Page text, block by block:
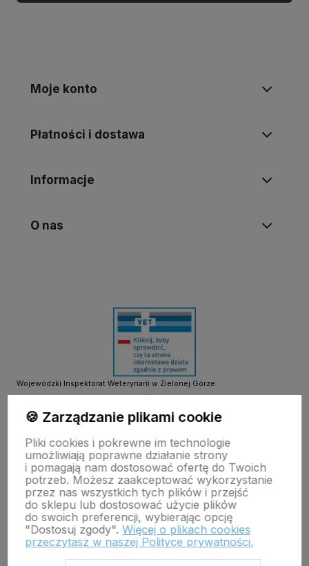
Moje konto
Płatności i dostawa
Informacje
O nas
Wojewódzki Inspektorat Weterynarii w Zielonej Górze
ul. Botaniczna 14 65-306 Zielona Góra
tel. 68 453 73 00 tel. 68 453 73 01
zielonagora.wiw@wet.zgora.pl
GŁÓWNY INSPEKTORAT WETERYNARII
OBRÓT DETALICZNY PRODUKTAMI OTC NA ODLEGŁOŚĆ
🍪 Zarządzanie plikami cookie
Pliki cookies i pokrewne im technologie
umożliwiają poprawne działanie strony
i pomagają nam dostosować ofertę do Twoich
potrzeb. Możesz zaakceptować wykorzystanie
przez nas wszystkich tych plików i przejść
do sklepu lub dostosować użycie plików
do swoich preferencji, wybierając opcję
"Dostosuj zgody". Więcej o plikach cookies
przeczytasz w naszej Polityce prywatności.